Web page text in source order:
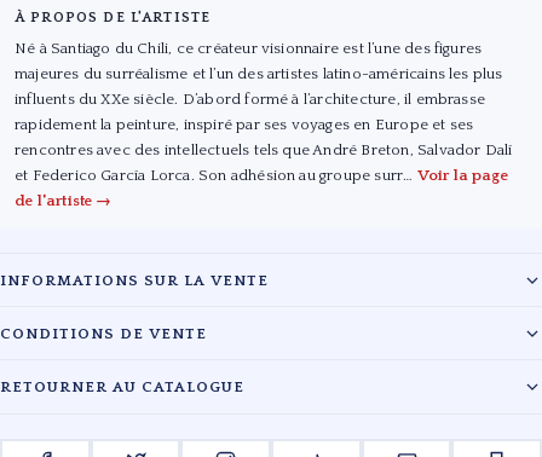
À PROPOS DE L'ARTISTE
Né à Santiago du Chili, ce créateur visionnaire est l’une des figures
majeures du surréalisme et l’un des artistes latino-américains les plus
influents du XXe siècle. D’abord formé à l’architecture, il embrasse
rapidement la peinture, inspiré par ses voyages en Europe et ses
rencontres avec des intellectuels tels que André Breton, Salvador Dalí
et Federico García Lorca. Son adhésion au groupe surr… Voir la page
de l'artiste →
INFORMATIONS SUR LA VENTE
ENCHÉRIR EN LIGNE
CONDITIONS DE VENTE
RETOURNER AU CATALOGUE